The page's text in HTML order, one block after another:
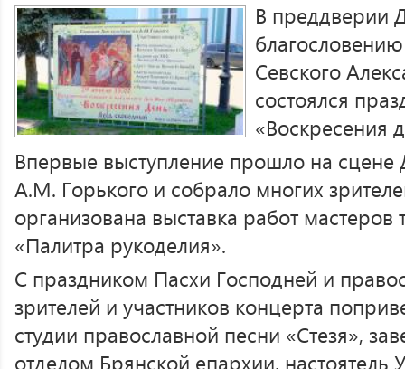
В преддверии
Севского
состоялся
«Воскресения
Впервые выступление прошло на
А.М. Горького и собрало многих
организована выставка работ
«Палитра рукоделия».
С праздником Пасхи Господней и
зрителей и участников концерта
студии православной песни «Стезя»,
отделом Брянской епархии, настоятель